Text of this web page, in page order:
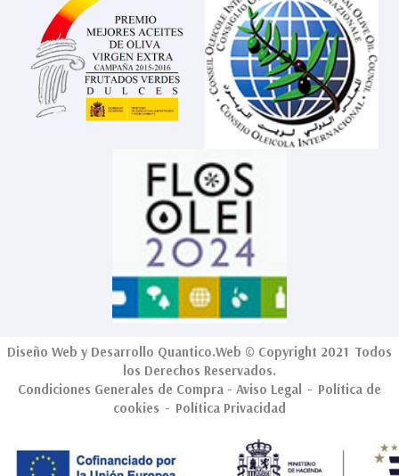
Diseño Web y Desarrollo Quantico.Web © Copyright 2021 Todos
los Derechos Reservados.
Condiciones Generales de Compra - Aviso Legal - Política de
cookies - Política Privacidad